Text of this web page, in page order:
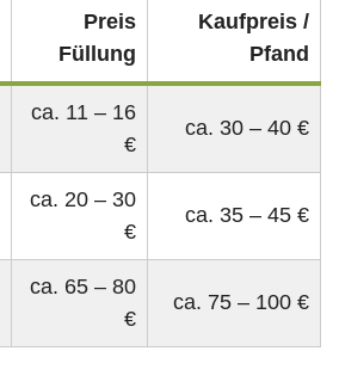
Preis
Füllung
Kaufpreis /
Pfand
ca. 11 – 16
€
ca. 30 – 40 €
ca. 20 – 30
€
ca. 35 – 45 €
ca. 65 – 80
€
ca. 75 – 100 €